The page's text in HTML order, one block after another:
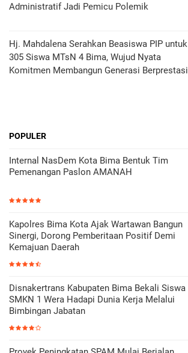
Administratif Jadi Pemicu Polemik
Hj. Mahdalena Serahkan Beasiswa PIP untuk
305 Siswa MTsN 4 Bima, Wujud Nyata
Komitmen Membangun Generasi Berprestasi
POPULER
Internal NasDem Kota Bima Bentuk Tim
Pemenangan Paslon AMANAH
Kapolres Bima Kota Ajak Wartawan Bangun
Sinergi, Dorong Pemberitaan Positif Demi
Kemajuan Daerah
Disnakertrans Kabupaten Bima Bekali Siswa
SMKN 1 Wera Hadapi Dunia Kerja Melalui
Bimbingan Jabatan